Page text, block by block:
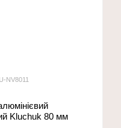
NV8011
Kluchuk 80 мм